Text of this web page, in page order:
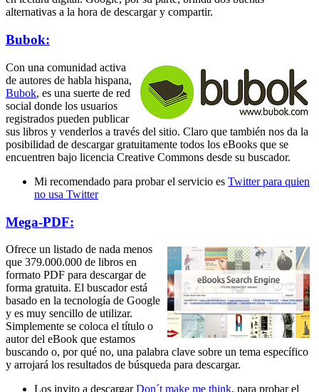
alternativas a la hora de descargar y compartir.
Bubok:
Con una comunidad activa
de autores de habla hispana,
Bubok, es una suerte de red
social donde los usuarios
registrados pueden publicar
sus libros y venderlos a través del sitio. Claro que también nos da la
posibilidad de descargar gratuitamente todos los eBooks que se
encuentren bajo licencia Creative Commons desde su buscador.
Mi recomendado para probar el servicio es Twitter para quien
no usa Twitter
Mega-PDF:
Ofrece un listado de nada menos
que 379.000.000 de libros en
formato PDF para descargar de
forma gratuita. El buscador está
basado en la tecnología de Google
y es muy sencillo de utilizar.
Simplemente se coloca el título o
autor del eBook que estamos
buscando o, por qué no, una palabra clave sobre un tema específico
y arrojará los resultados de búsqueda para descargar.
Los invito a descargarDon´t make me think, para probar el